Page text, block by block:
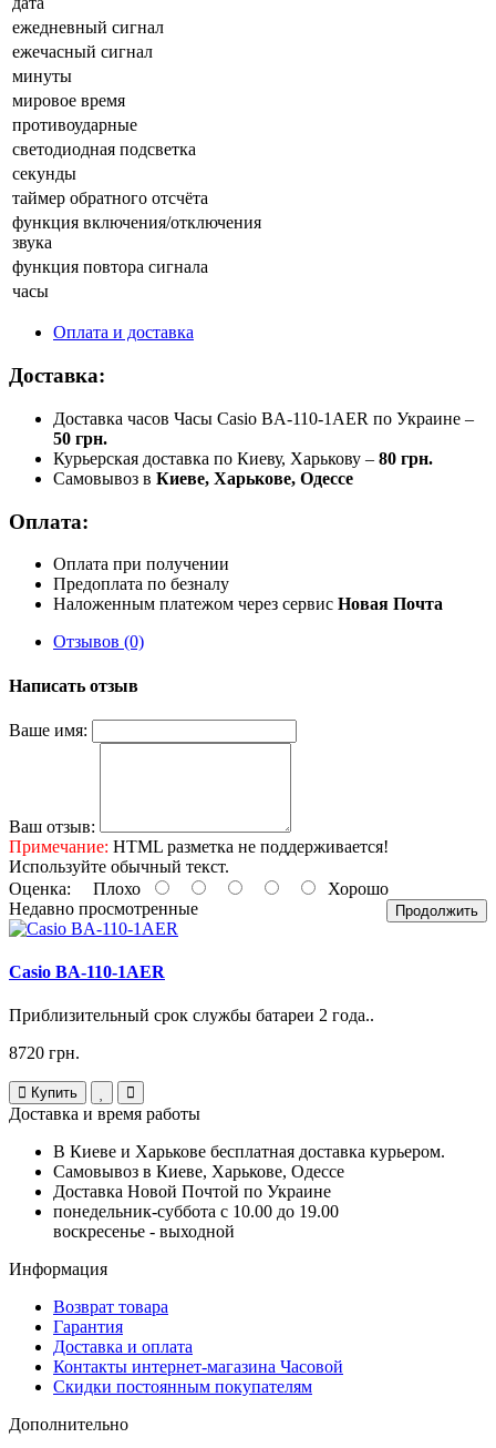
ежедневный сигнал
ежечасный сигнал
минуты
мировое время
противоударные
светодиодная подсветка
секунды
таймер обратного отсчёта
функция включения/отключения
звука
функция повтора сигнала
часы
Оплата и доставка
Доставка:
Доставка часов Часы Casio BA-110-1AER по Украине –
50 грн.
Курьерская доставка по Киеву, Харькову – 80 грн.
Самовывоз в Киеве, Харькове, Одессе
Оплата:
Оплата при получении
Предоплата по безналу
Наложенным платежом через сервис Новая Почта
Отзывов (0)
Написать отзыв
Ваше имя:
Ваш отзыв:
Примечание: HTML разметка не поддерживается!
Используйте обычный текст.
Оценка: Плохо Хорошо
Продолжить
Недавно просмотренные
Casio BA-110-1AER
Приблизительный срок службы батареи 2 года..
8720 грн.
Купить
Доставка и время работы
В Киеве и Харькове бесплатная доставка курьером.
Самовывоз в Киеве, Харькове, Одессе
Доставка Новой Почтой по Украине
понедельник-суббота с 10.00 до 19.00
воскресенье - выходной
Информация
Возврат товара
Гарантия
Доставка и оплата
Контакты интернет-магазина Часовой
Скидки постоянным покупателям
Дополнительно